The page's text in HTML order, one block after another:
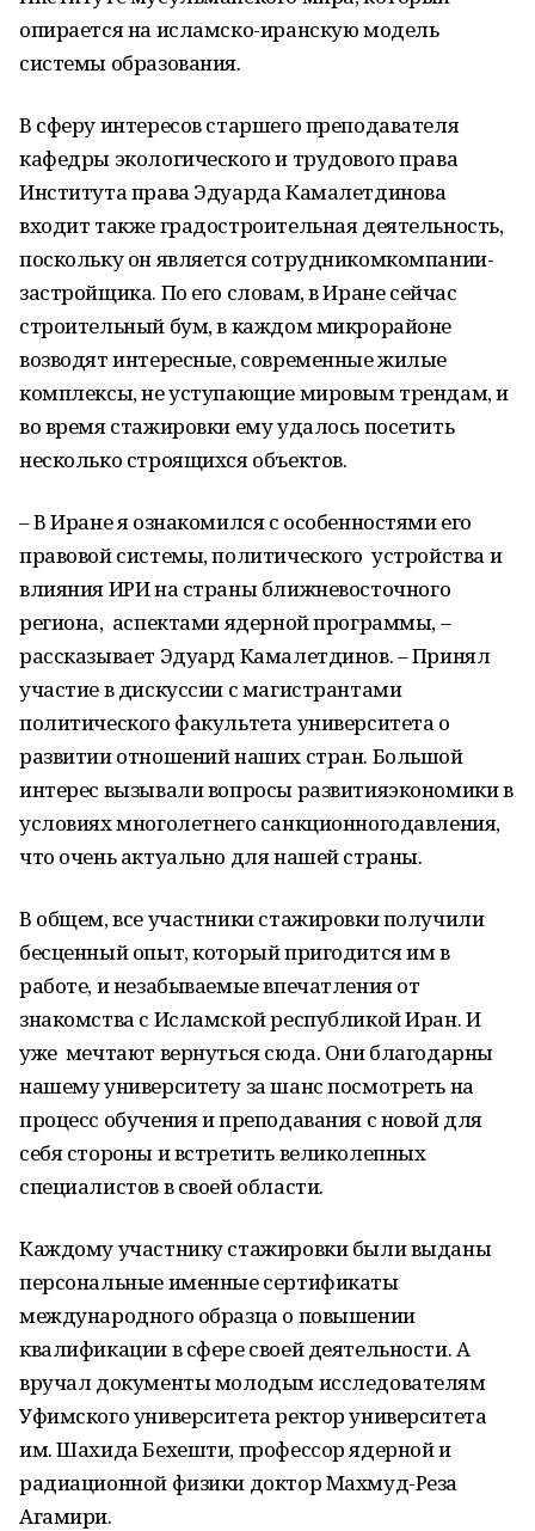
опирается на исламско-иранскую модель
системы образования.
В сферу интересовстаршегопреподавателя
кафедры экологического и трудового права
Института права ЭдуардаКамалетдинова
входит такжеградостроительная деятельность,
поскольку он являетсясотрудникомкомпании-
застройщика. По его словам, в Иранесейчас
строительный бум, в каждом микрорайоне
возводят интересные, современныежилые
комплексы, не уступающие мировым трендам,и
во время стажировки ему удалось посетить
несколько строящихся объектов.
– ВИранеяознакомился с особенностямиего
правовой системы, политического устройства и
влиянияИРИна страны ближневосточного
региона, аспектамиядерной программы, –
рассказывает Эдуард Камалетдинов.– Принял
участие в дискуссии с магистрантами
политического факультета университета о
развитии отношений наших стран. Большой
интерес вызывали вопросыразвитияэкономики в
условиях многолетнего санкционногодавления,
что очень актуально для нашей страны.
В общем, все участники стажировки получили
бесценный опыт, который пригодится им в
работе, и незабываемые впечатления от
знакомства с Исламской республикой Иран. И
уже мечтают вернуться сюда. Они благодарны
нашему университету за шанспосмотретьна
процесс обучения и преподавания с новой для
себя стороны и встретить великолепных
специалистов в своей области.
Каждому участнику стажировки были выданы
персональные именные сертификаты
международного образца о повышении
квалификации в сфере своей деятельности. А
вручал документы молодым исследователям
Уфимского университета ректор университета
им. ШахидаБехешти, профессор ядерной и
радиационной физики доктор Махмуд-Реза
Агамири.